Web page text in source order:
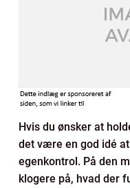
Hvis du ønsker at
det være en god idé
egenkontrol. På den
klogere på, hvad der